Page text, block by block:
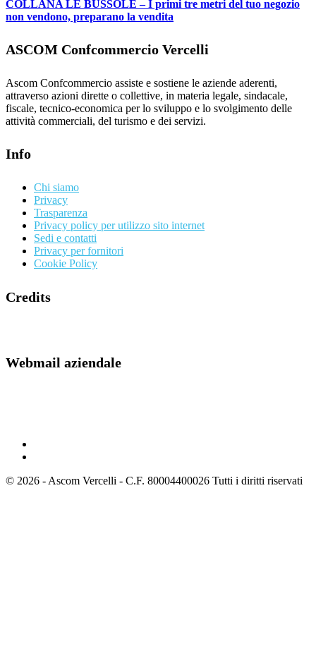
COLLANA LE BUSSOLE – I primi tre metri del tuo negozio
non vendono, preparano la vendita
ASCOM Confcommercio Vercelli
Ascom Confcommercio assiste e sostiene le aziende aderenti,
attraverso azioni dirette o collettive, in materia legale, sindacale,
fiscale, tecnico-economica per lo sviluppo e lo svolgimento delle
attività commerciali, del turismo e dei servizi.
Info
Chi siamo
Privacy
Trasparenza
Privacy policy per utilizzo sito internet
Sedi e contatti
Privacy per fornitori
Cookie Policy
Credits
Webmail aziendale
© 2026 - Ascom Vercelli - C.F. 80004400026 Tutti i diritti riservati